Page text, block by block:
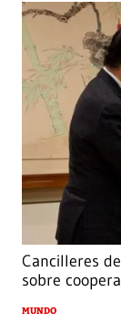
Cancilleres
sobre
MUNDO